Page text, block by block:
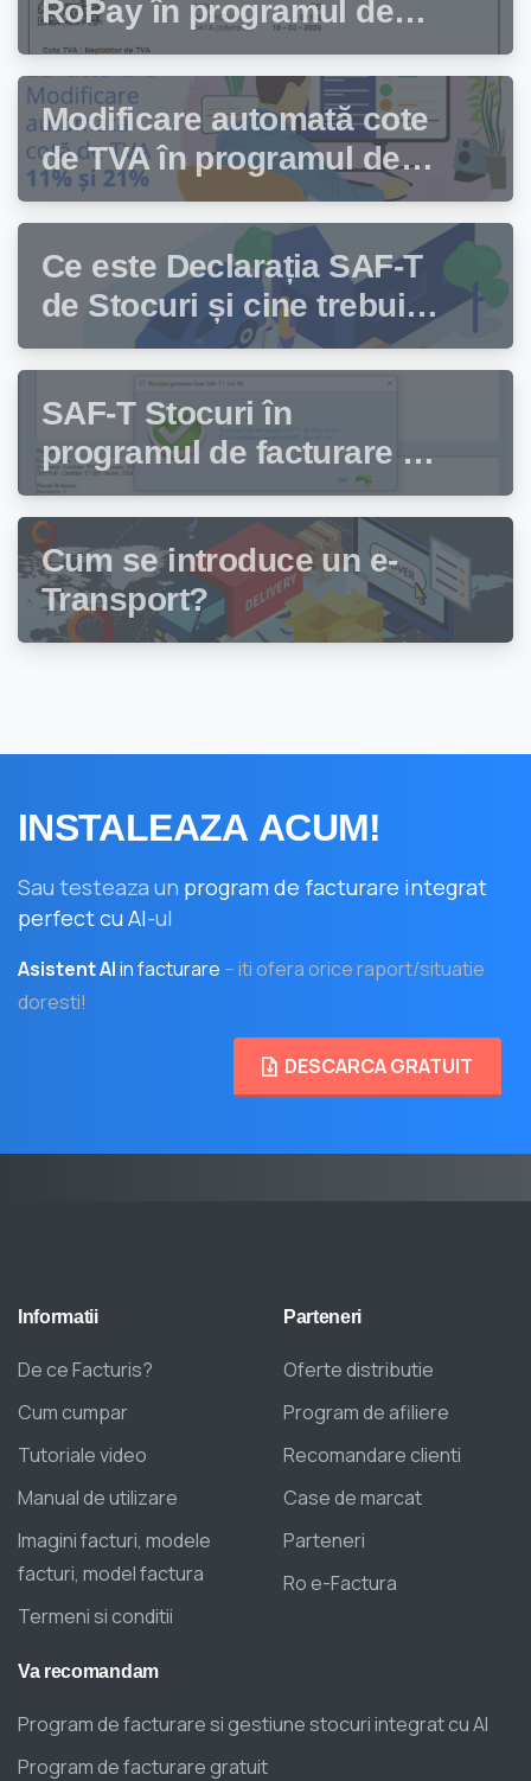
RoPay în programul de
facturare Facturis
Modificare automată cote
de TVA în programul de
facturare Facturis
Ce este Declarația SAF-T
de Stocuri și cine trebuie
să depună această
declarație?
SAF-T Stocuri în
programul de facturare și
gestiune stocuri Facturis
Cum se introduce un e-
Transport?
INSTALEAZA ACUM!
Sau testeaza un program de facturare integrat
perfect cu AI-ul
Asistent AIin facturare – iti ofera orice raport/situatie
doresti!
DESCARCA GRATUIT
Informatii
De ce Facturis?
Cum cumpar
Tutoriale video
Manual de utilizare
Imagini facturi, modele
facturi, model factura
Termeni si conditii
Parteneri
Oferte distributie
Program de afiliere
Recomandare clienti
Case de marcat
Parteneri
Ro e-Factura
Va recomandam
Program de facturare si gestiune stocuri integrat cu AI
Program de facturare gratuit